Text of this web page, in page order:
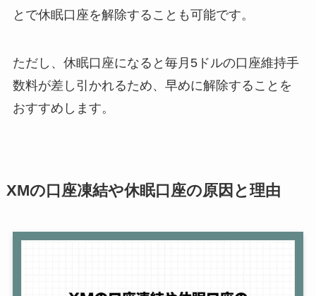
とで休眠口座を解除することも可能です。
ただし、休眠口座になると毎月5ドルの口座維持手
数料が差し引かれるため、早めに解除することを
おすすめします。
XMの口座凍結や休眠口座の原因と理由